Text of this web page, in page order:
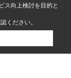
ス向上検討を目的と
ください。